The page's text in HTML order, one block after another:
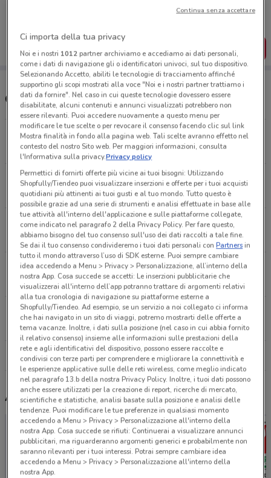
Puoi trovare le migliori offerte dei negozi vicino a te,
salvarle e creare la tua lista del risparmio, comodamente
SCARICA L’APP
Orari e Negozi Arcaplanet
Via Per Alzate 30 Angolo Via Mentana Cantù
1.4 km
CHIUSO
Strada Statale, 35 Vertemate Con Minoprio
5 km
CHIUSO
Via Nazionale Dei Giovi 290 Lentate Sul Seveso
5.6 km
APERTO
Via Provinciale, 69 Tavernerio
6.3 km
APERTO
Via Marconi 35 Arosio
6.5 km
APERTO
Tutti i negozi Arcaplanet
Altri volantini nelle vicinanze
Ci importa della tua privacy
Noi e i nostri 1012partner archiviamo e accediamo ai dati personali,
come i dati di navigazione gli o identificatori univoci, sul tuo dispositivo.
Selezionando Accetto, abiliti le tecnologie di tracciamento affinché
supportino gli scopi mostrati alla voce "Noi e i nostri partner trattiamo i
dati da fornire". Nel caso in cui queste tecnologie dovessero essere
disabilitate, alcuni contenuti e annunci visualizzati potrebbero non
essere rilevanti. Puoi accedere nuovamente a questo menu per
modificare le tue scelte o per revocare il consenso facendo clic sul link
Mostra finalità in fondo alla pagina web. Tali scelte avranno effetto nel
contesto del nostro Sito web. Per maggiori informazioni, consulta
l'Informativa sulla privacy.Privacy policy
Permettici di fornirti offerte più vicine ai tuoi bisogni: Utilizzando
Shopfully/Tiendeo puoi visualizzare inserzioni e offerte per i tuoi acquisti
quotidiani più attinenti ai tuoi gusti e al tuo mondo. Tutto questo è
possibile grazie ad una serie di strumenti e analisi effettuate in base alle
tue attività all'interno dell'applicazione e sulle piattaforme collegate,
come indicato nel paragrafo 2 della Privacy Policy. Per fare questo,
abbiamo bisogno del tuo consenso sull'uso dei dati raccolti a tale fine.
Se dai il tuo consenso condivideremo i tuoi dati personali conPartnersin
tutto il mondo attraverso l’uso di SDK esterne. Puoi sempre cambiare
idea accedendo a Menu > Privacy > Personalizzazione, all’interno della
nostra App. Cosa succede se accetti: Le inserzioni pubblicitarie che
visualizzerai all'interno dell’app potranno trattare di argomenti relativi
alla tua cronologia di navigazione su piattaforme esterne a
Shopfully/Tiendeo. Ad esempio, se un servizio a noi collegato ci informa
che hai navigato in un sito di viaggi, potremo mostrarti delle offerte a
tema vacanze. Inoltre, i dati sulla posizione (nel caso in cui abbia fornito
il relativo consenso) insieme alle informazioni sulle prestazioni della
rete e agli identificativi del dispositivo, possono essere raccolte e
condivisi con terze parti per comprendere e migliorare la connettività e
le esperienze applicative sulle delle reti wireless, come meglio indicato
nel paragrafo 13.b della nostra Privacy Policy. Inoltre, i tuoi dati possono
anche essere utilizzati per la creazione di report, ricerche di mercato,
scientifiche e statistiche, analisi basate sulla posizione e analisi delle
tendenze. Puoi modificare le tue preferenze in qualsiasi momento
accedendo a Menu > Privacy > Personalizzazione all'interno della
nostra App. Cosa succede se rifiuti: Continuerai a visualizzare annunci
pubblicitari, ma riguarderanno argomenti generici e probabilmente non
saranno rilevanti per i tuoi interessi. Potrai sempre cambiare idea
accedendo a Menu > Privacy > Personalizzazione all'interno della
nostra App.
Continua senza accettare